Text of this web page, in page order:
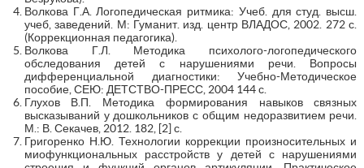
Волкова Г.А. Логопедическая ритмика: Учеб. для студ. высш.
учеб, заведений. М: Гуманит. изд. центр ВЛАДОС, 2002. 272 с.
(Коррекционная педагогика).
Волкова Г.Л. Методика психолого-логопедического
обследования детей с нарушениями речи. Вопросы
дифференциальной диагностики: Учебно-Методическое
пособие, СЕЮ: ДЕТСТВО-ПРЕСС, 2004 144 с.
Глухов В.П. Методика формирования навыков связных
высказываний у дошкольников с общим недоразвитием речи.
М.: В. Секачев, 2012. 182, [2] с.
Григоренко Н.Ю. Технологии коррекции произносительных и
миофункциональных расстройств у детей с нарушениями